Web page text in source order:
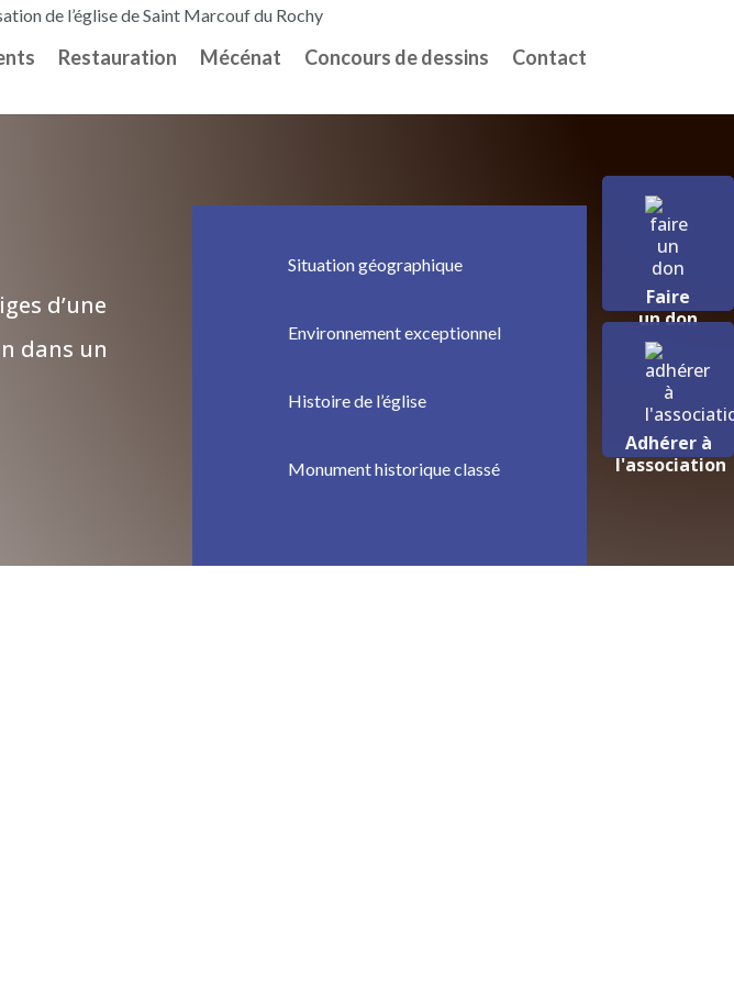
Faire
un don
Adhérer à
l'association
de l’église de Saint Marcouf du Rochy
Restauration Mécénat Concours de dessins Contact
d’une
dans un
Situation géographique
Environnement exceptionnel
Histoire de l’église
Monument historique classé